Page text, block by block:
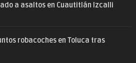
a asaltos en Cuautitlán Izcalli
robacoches en Toluca tras